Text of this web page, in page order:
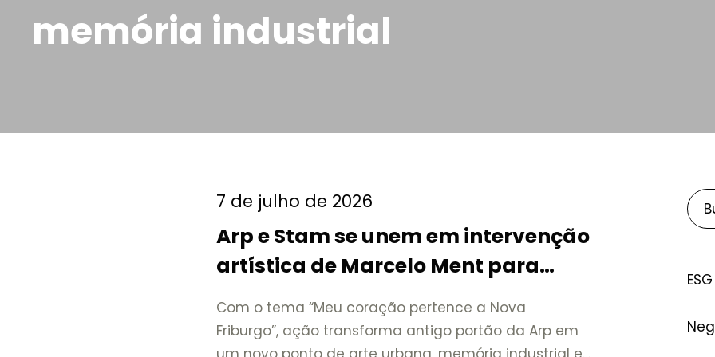
memória industrial
7 de julho de 2026
Arp e Stam se unem em intervenção
artística de Marcelo Ment para
celebrar Nova Friburgo
Com o tema “Meu coração pertence a Nova
Friburgo”, ação transforma antigo portão da Arp em
ESG